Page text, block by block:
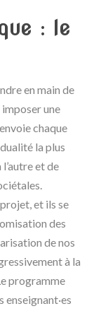
: le
en main de
une
chaque
la plus
et de
et ils se
des
de nos
à la
programme
enseignant·es